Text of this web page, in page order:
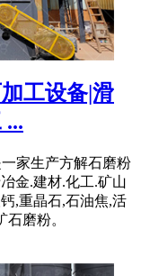
工设备|滑
...
家生产方解石磨粉
金.建材.化工.矿山
,重晶石,石油焦,活
磨粉。